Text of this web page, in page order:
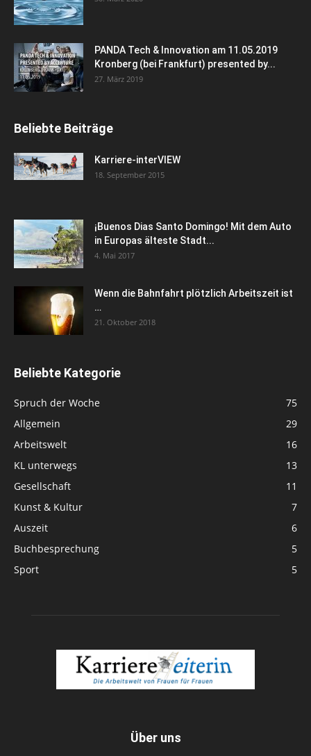
PANDA Tech & Innovation am 11.05.2019
Kronberg (bei Frankfurt) presented by...
27. März 2019
Beliebte Beiträge
Karriere-interVIEW
18. September 2015
¡Buenos Dias Santo Domingo! Mit dem Auto
in Europas älteste Stadt...
4. Mai 2017
Wenn die Bahnfahrt plötzlich Arbeitszeit ist
…
21. Oktober 2018
Beliebte Kategorie
Spruch der Woche
75
Allgemein
29
Arbeitswelt
16
KL unterwegs
13
Gesellschaft
11
Kunst & Kultur
7
Auszeit
6
Buchbesprechung
5
Sport
5
Über uns